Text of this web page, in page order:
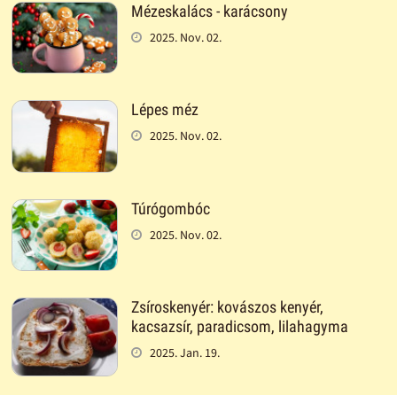
Mézeskalács - karácsony
2025. Nov. 02.
Lépes méz
2025. Nov. 02.
Túrógombóc
2025. Nov. 02.
Zsíroskenyér: kovászos kenyér,
kacsazsír, paradicsom, lilahagyma
2025. Jan. 19.